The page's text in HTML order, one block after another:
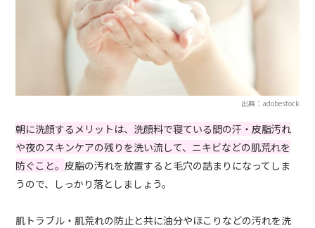
出典：adobestock
朝に洗顔するメリットは、洗顔料で寝ている間の汗・皮脂汚れ
や夜のスキンケアの残りを洗い流して、ニキビなどの肌荒れを
防ぐこと。 皮脂の汚れを放置すると毛穴の詰まりになってしま
うので、しっかり落としましょう。
肌トラブル・肌荒れの防止と共に油分やほこりなどの汚れを洗